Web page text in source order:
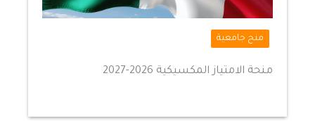
منح جامعية
منحة الامتياز المكسيكية 2026-2027